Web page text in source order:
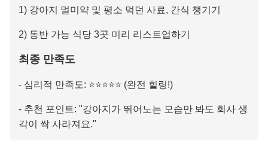
1) 강아지 멀미약 및 평소 먹던 사료, 간식 챙기기
2) 동반 가능 식당 3곳 미리 리스트업하기
최종 만족도
- 심리적 만족도: ⭐⭐⭐⭐⭐ (완전 힐링!)
- 추천 포인트: "강아지가 뛰어노는 모습만 봐도 회사 생
각이 싹 사라져요."